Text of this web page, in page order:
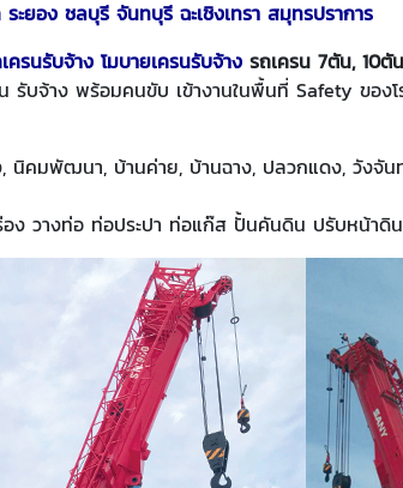
ยอง ชลบุรี จันทบุรี ฉะเชิงเทรา สมุทรปราการ
ครนรับจ้าง โมบายเครนรับจ้าง รถเครน 7ตัน, 10
รับจ้าง พร้อมคนขับ เข้างานในพื้นที่ Safety ของ
ง, นิคมพัฒนา, บ้านค่าย, บ้านฉาง, ปลวกแดง, วัง
ง วางท่อ ท่อประปา ท่อแก๊ส ปั้นคันดิน ปรับหน้าดิ